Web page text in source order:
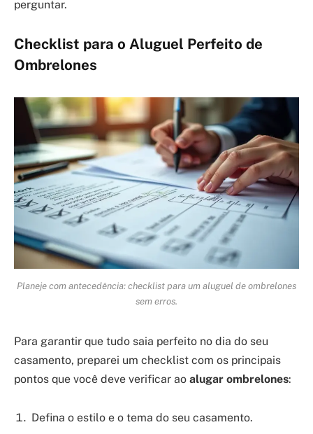
perguntar.
Checklist para o Aluguel Perfeito de
Ombrelones
Planeje com antecedência: checklist para um aluguel de ombrelones
sem erros.
Para garantir que tudo saia perfeito no dia do seu
casamento, preparei um checklist com os principais
pontos que você deve verificar ao alugar ombrelones:
Defina o estilo e o tema do seu casamento.